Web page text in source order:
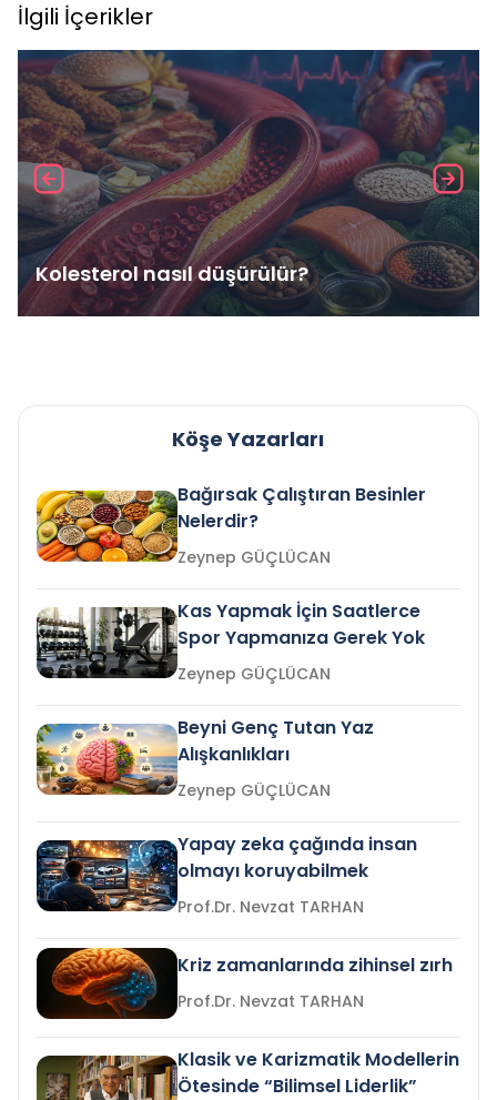
İlgili İçerikler
Kolesterol nasıl düşürülür?
Köşe Yazarları
Bağırsak Çalıştıran Besinler
Nelerdir?
Zeynep GÜÇLÜCAN
Kas Yapmak İçin Saatlerce
Spor Yapmanıza Gerek Yok
Zeynep GÜÇLÜCAN
Beyni Genç Tutan Yaz
Alışkanlıkları
Zeynep GÜÇLÜCAN
Yapay zeka çağında insan
olmayı koruyabilmek
Prof.Dr. Nevzat TARHAN
Kriz zamanlarında zihinsel zırh
Prof.Dr. Nevzat TARHAN
Klasik ve Karizmatik Modellerin
Ötesinde “Bilimsel Liderlik”